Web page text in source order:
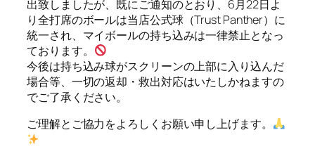
出致しましたが、既にご通知のとおり、6月22日よ
り全打席のボールは当店公式球（Trust Panther）に
統一され、マイボールの持ち込みは一律禁止となっ
ております。
今後は持ち込み球がスクリーンの上部に入り込んだ
場合等、一切の返却・救出対応はいたしかねますの
でご了承ください。
ご理解とご協力をよろしくお願い申し上げます。